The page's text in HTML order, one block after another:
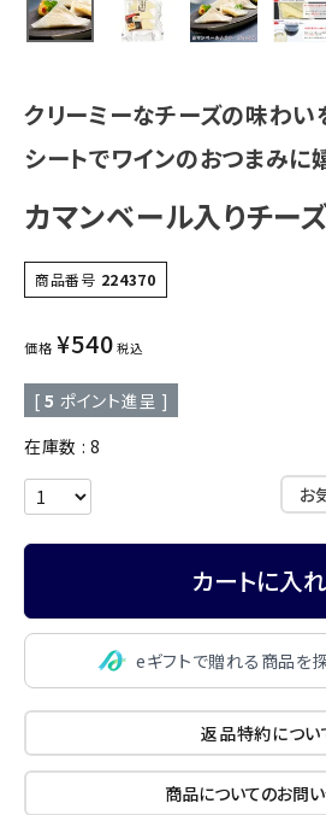
クリーミーなチーズの味わい
シートでワインのおつまみに
カマンベール入りチー
商品番号 224370
価格 ¥540 税込
[ 5 ポイント進呈 ]
在庫数
8
お
カートに入
eギフトで贈れる商品を
返品特約につい
商品についてのお問